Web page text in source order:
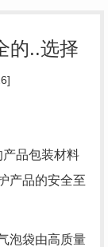
的..选择
品包装材料
产品的安全至
泡袋由高质量